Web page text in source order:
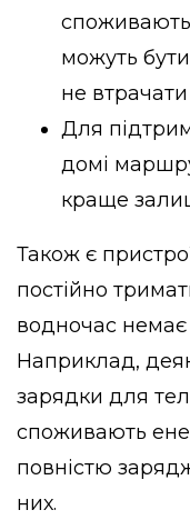
споживають
можуть
не
Для
домі
краще
Також є
постійно
водночас немає
Наприклад,
зарядки для
споживають
повністю
них.